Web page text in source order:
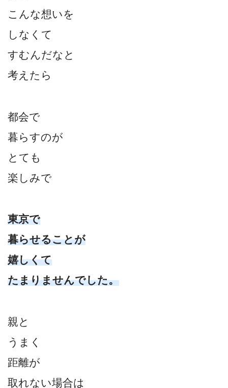
こんな想いを
しなくて
すむんだなと
考えたら
都会で
暮らすのが
とても
楽しみで
東京で
暮らせることが
嬉しくて
たまりませんでした。
親と
うまく
距離が
取れない場合は